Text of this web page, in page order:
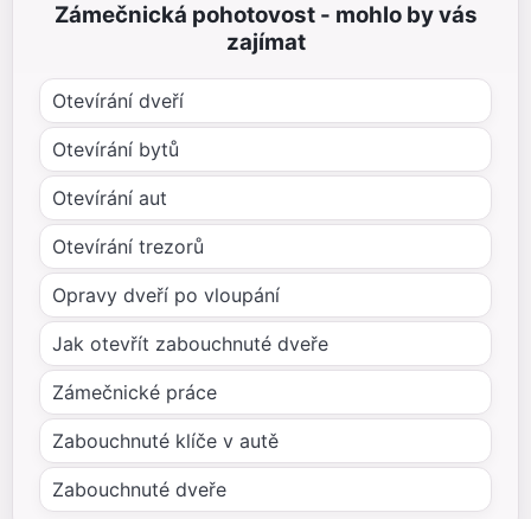
Zámečnická pohotovost - mohlo by vás
zajímat
Otevírání dveří
Otevírání bytů
Otevírání aut
Otevírání trezorů
Opravy dveří po vloupání
Jak otevřít zabouchnuté dveře
Zámečnické práce
Zabouchnuté klíče v autě
Zabouchnuté dveře